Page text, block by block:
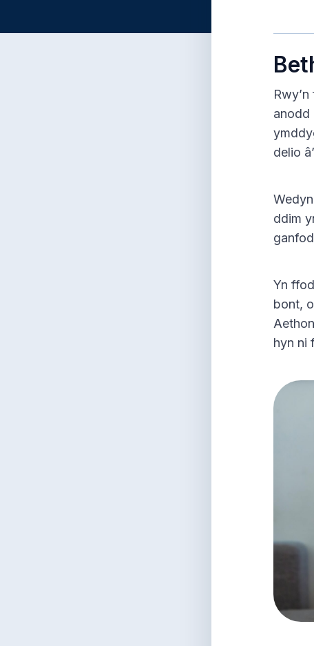
anodd
delio
ddim
Yn
bont,
hyn ni